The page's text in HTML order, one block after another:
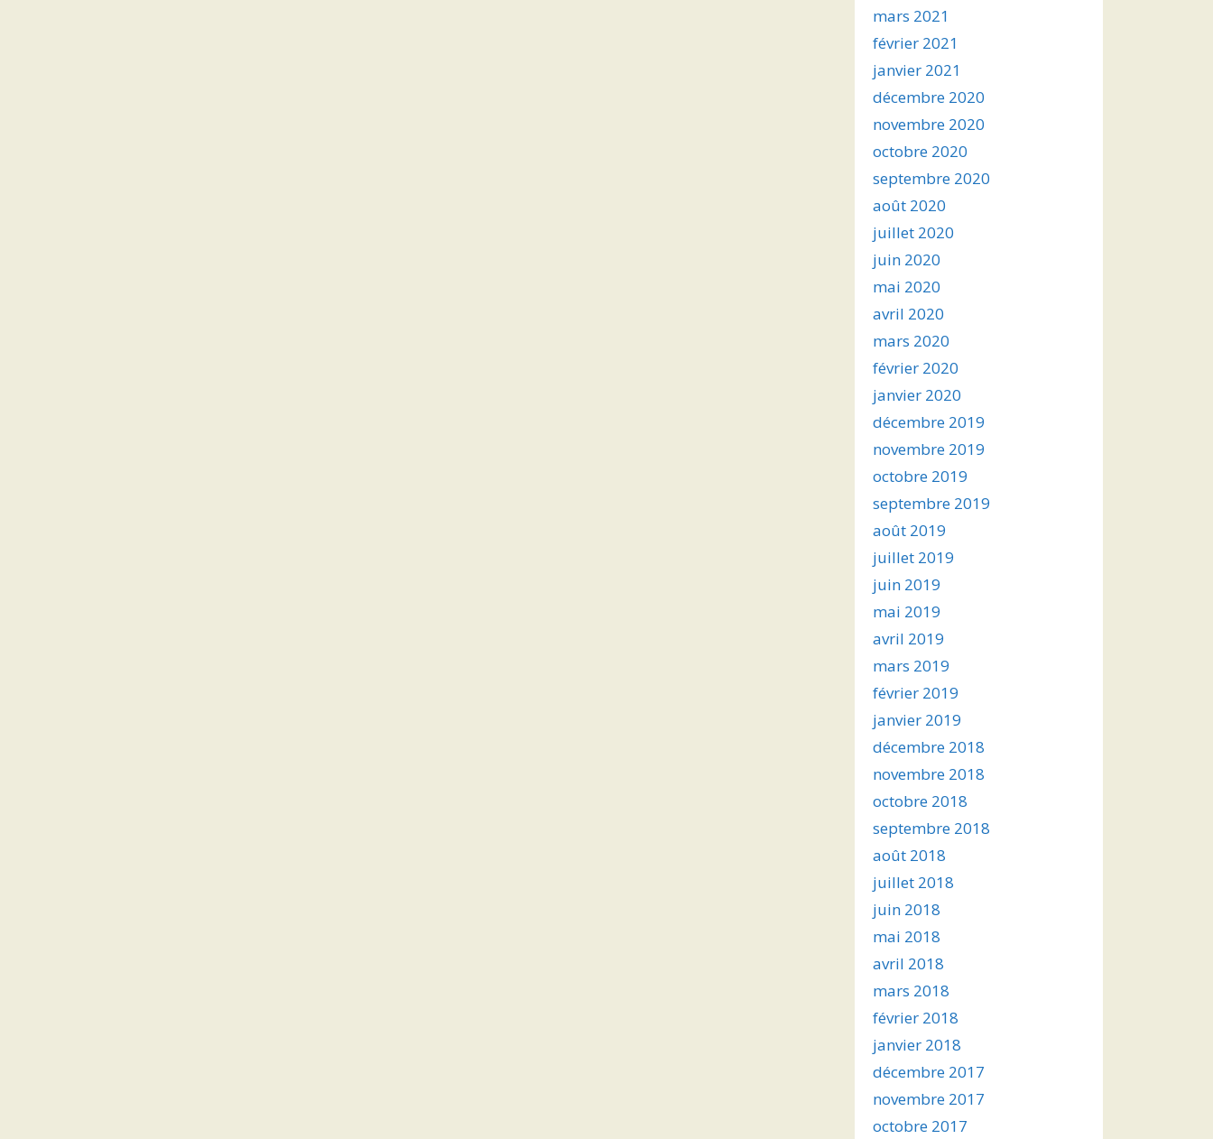
mars 2021
février 2021
janvier 2021
décembre 2020
novembre 2020
octobre 2020
septembre 2020
août 2020
juillet 2020
juin 2020
mai 2020
avril 2020
mars 2020
février 2020
janvier 2020
décembre 2019
novembre 2019
octobre 2019
septembre 2019
août 2019
juillet 2019
juin 2019
mai 2019
avril 2019
mars 2019
février 2019
janvier 2019
décembre 2018
novembre 2018
octobre 2018
septembre 2018
août 2018
juillet 2018
juin 2018
mai 2018
avril 2018
mars 2018
février 2018
janvier 2018
décembre 2017
novembre 2017
octobre 2017